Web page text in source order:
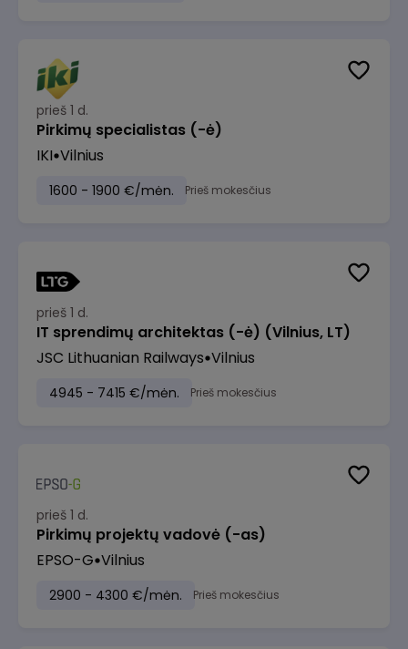
prieš 1 d.
Pirkimų specialistas (-ė)
IKI Vilnius
1600 - 1900 €/mėn. Prieš mokesčius
prieš 1 d.
IT sprendimų architektas (-ė) (Vilnius, LT)
JSC Lithuanian Railways Vilnius
4945 - 7415 €/mėn. Prieš mokesčius
prieš 1 d.
Pirkimų projektų vadovė (-as)
EPSO-G Vilnius
2900 - 4300 €/mėn. Prieš mokesčius